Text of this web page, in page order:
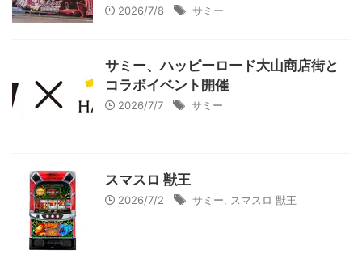
2026/7/8 サミー
サミー、ハッピーロード大山商店街と
コラボイベント開催
2026/7/7 サミー
スマスロ 獣王
2026/7/2 サミー スマスロ 獣王